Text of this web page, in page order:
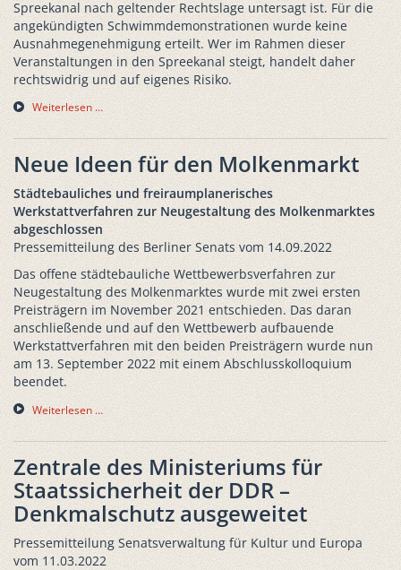
Spreekanal nach geltender Rechtslage untersagt ist. Für die
angekündigten Schwimmdemonstrationen wurde keine
Ausnahmegenehmigung erteilt. Wer im Rahmen dieser
Veranstaltungen in den Spreekanal steigt, handelt daher
rechtswidrig und auf eigenes Risiko.
Weiterlesen …
Neue Ideen für den Molkenmarkt
Städtebauliches und freiraumplanerisches
Werkstattverfahren zur Neugestaltung des Molkenmarktes
abgeschlossen
Pressemitteilung des Berliner Senats vom 14.09.2022
Das offene städtebauliche Wettbewerbsverfahren zur
Neugestaltung des Molkenmarktes wurde mit zwei ersten
Preisträgern im November 2021 entschieden. Das daran
anschließende und auf den Wettbewerb aufbauende
Werkstattverfahren mit den beiden Preisträgern wurde nun
am 13. September 2022 mit einem Abschlusskolloquium
beendet.
Weiterlesen …
Zentrale des Ministeriums für
Staatssicherheit der DDR –
Denkmalschutz ausgeweitet
Pressemitteilung Senatsverwaltung für Kultur und Europa
vom 11.03.2022